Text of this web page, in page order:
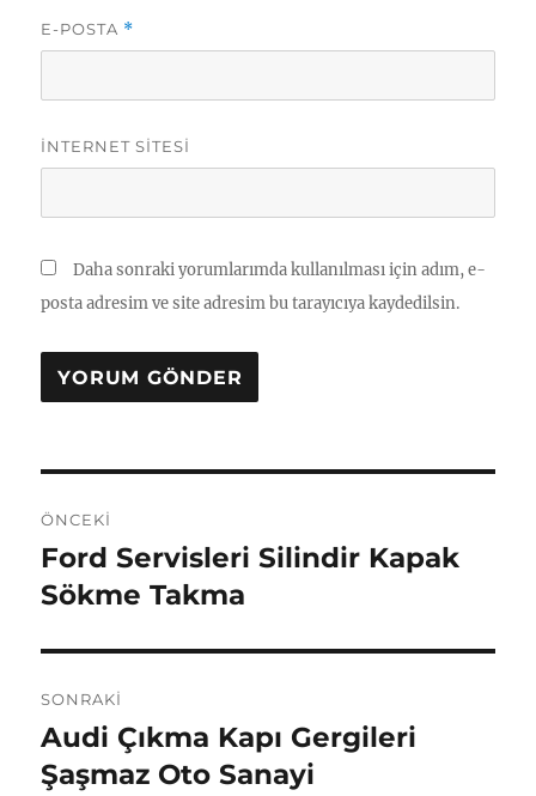
E-POSTA *
İNTERNET SITESI
Daha sonraki yorumlarımda kullanılması için adım, e-
posta adresim ve site adresim bu tarayıcıya kaydedilsin.
gezinmesi
ÖNCEKI
Önceki
yazı:
Ford Servisleri Silindir Kapak
Sökme Takma
SONRAKI
Sonraki
yazı:
Audi Çıkma Kapı Gergileri
Şaşmaz Oto Sanayi